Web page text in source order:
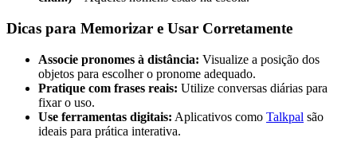
Dicas para Memorizar e Usar Corretamente
Associe pronomes à distância: Visualize a posição dos
objetos para escolher o pronome adequado.
Pratique com frases reais: Utilize conversas diárias para
fixar o uso.
Use ferramentas digitais: Aplicativos como Talkpal são
ideais para prática interativa.